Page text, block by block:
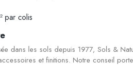
par colis
dans les sols depuis 1977, Sols &
et finitions. Notre conseil